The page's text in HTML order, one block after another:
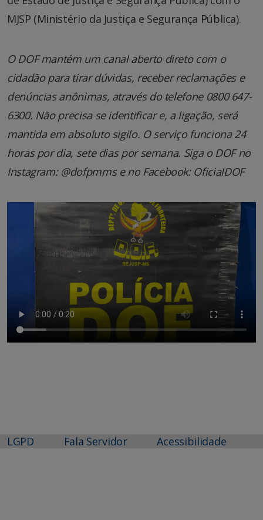
MJSP (Ministério da Justiça e Segurança Pública).
O DOF mantém um canal aberto direto com o
cidadão para tirar dúvidas, receber reclamações e
denúncias anônimas, através do telefone 0800 647-
6300. Não precisa se identificar e, a ligação, será
mantida em absoluto sigilo. O serviço funciona 24
horas por dia, sete dias por semana. Siga o DOF no
Instagram: @dofpmms e no Facebook: OficialDOF
LGPD Fala Servidor Acessibilidade